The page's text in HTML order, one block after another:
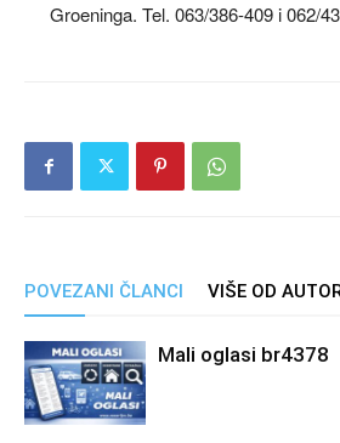
Groeninga. Tel. 063/386-409 i 062/
POVEZANI ČLANCI VIŠE OD
Mali oglasi br4378